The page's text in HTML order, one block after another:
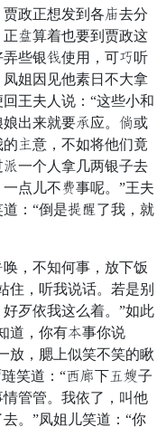
政正想发到各睛去分
减算着也要到贾政这
些银姓使用，可荡听
姐因见他素日不大拿
王夫人说：“这些小和
出来就要景应。隐或
递意，不如将他们竟
一个人拿几两银子去
点儿不横事呢。”王夫
：“倒是铁悄了我，就
，不知何事，放下饭
住，听我说话。若是别
歹依我这么着。”如此
道，你有脏事你说
放，腮上似笑不笑的瞅
笑道：“误牌下烛半子
管管。我依了，叫他
。”凤姐儿笑道：“你